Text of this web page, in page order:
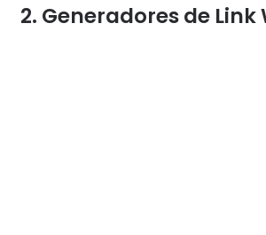
2. Generadores de